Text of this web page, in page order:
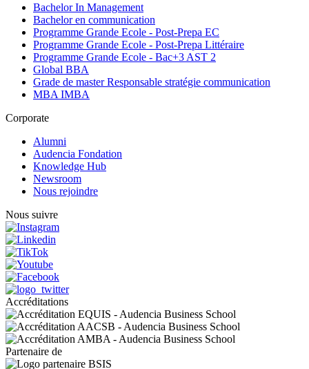
Bachelor In Management
Bachelor en communication
Programme Grande Ecole - Post-Prepa EC
Programme Grande Ecole - Post-Prepa Littéraire
Programme Grande Ecole - Bac+3 AST 2
Global BBA
Grade de master Responsable stratégie communication
MBA IMBA
Corporate
Alumni
Audencia Fondation
Knowledge Hub
Newsroom
Nous rejoindre
Nous suivre
Accréditations
Partenaire de